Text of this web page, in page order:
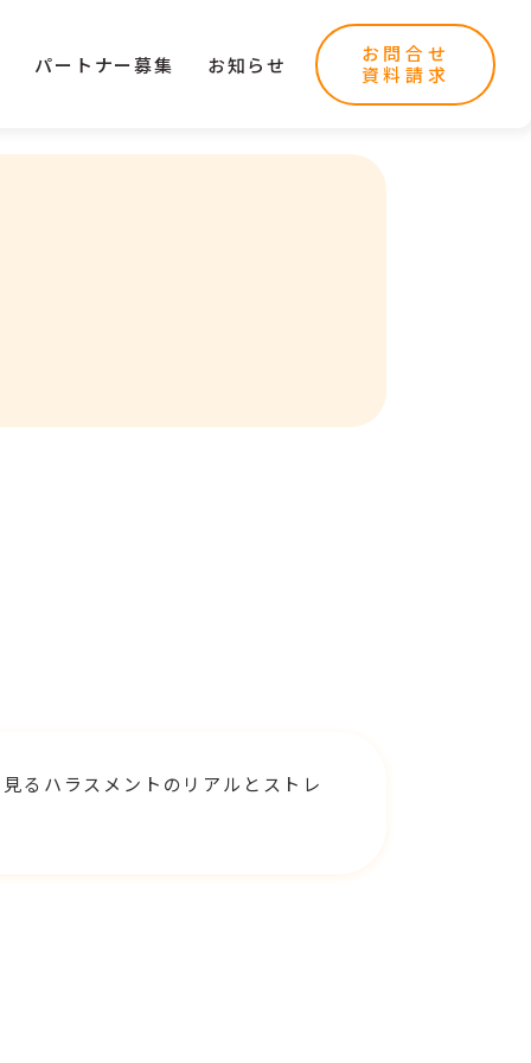
パートナー募集 お知らせ
お問合せ
資料請求
るハラスメントのリアルとストレ